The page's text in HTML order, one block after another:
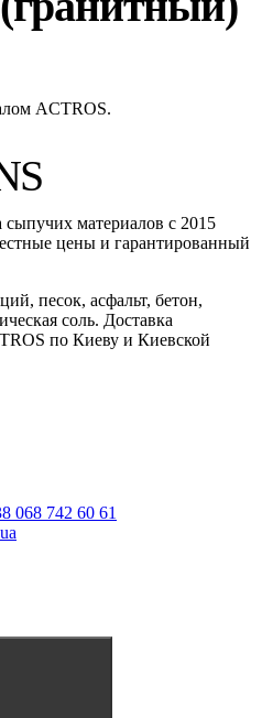
ACTROS.
материалов с 2015
цены и гарантированный
песок, асфальт, бетон,
соль. Доставка
по Киеву и Киевской
068 742 60 61